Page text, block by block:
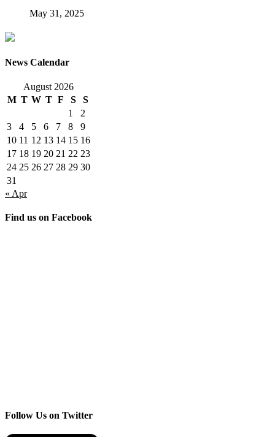
May 31, 2025
News Calendar
August 2026
M T W T F S
S
1
2
3
4 5 6 7 8
9
10 11 12 13 14 15 16
17 18 19 20 21 22 23
24 25 26 27 28 29 30
31
« Apr
Find us on Facebook
Follow Us on Twitter